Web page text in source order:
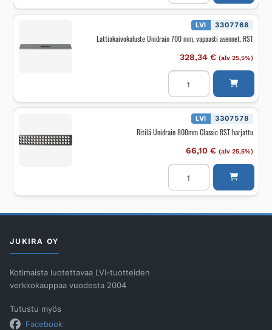
75
mm
sivuliitoksella
määrä
LVI 3307768
Lattiakaivokaluste Unidrain 700 mm, vapaasti asennet. RST
328,34 € (alv 25,5%)
Lattiakaivokaluste
Unidrain
mm,
vapaasti
asennet.
määrä
LVI 3307578
Ritilä Unidrain 800mm Classic RST harjattu
66,10 € (alv 25,5%)
Ritilä
Unidrain
800mm
Classic
määrä
JUKIRA OY
Kotimaista luotettavaa LVI-tuotteiden
verkkokauppaa vuodesta 2004
Tutustu myös
Facebook